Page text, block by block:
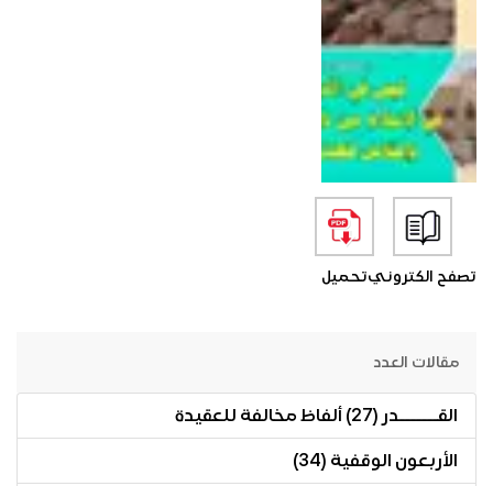
تصفح الكترونيتحميل
مقالات العدد
القـــــــدر (27) ألفاظ مخالفة للعقيدة
الأربعون الوقفية (34)